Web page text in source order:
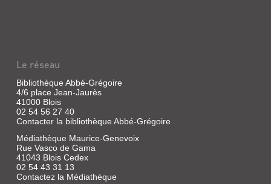
Chicago
dans
les
années
1930
et
demande
au
Dr.
Euphronious,
scientifique
visionnaire,
de
lui
Canal
vidéo,
2007
A
Londres,
le
policier
Angel
est
tellement
bon
qu'il
Le réseau
Bibliothèque Abbé-Grégoire
4/6 place Jean-Jaurès
41000 Blois
02 54 56 27 40
Contacter la bibliothèque Abbé-Grégoire
Médiathèque Maurice-Genevoix
Rue Vasco de Gama
41043 Blois Cedex
02 54 43 31 13
Contactez la Médiathèque